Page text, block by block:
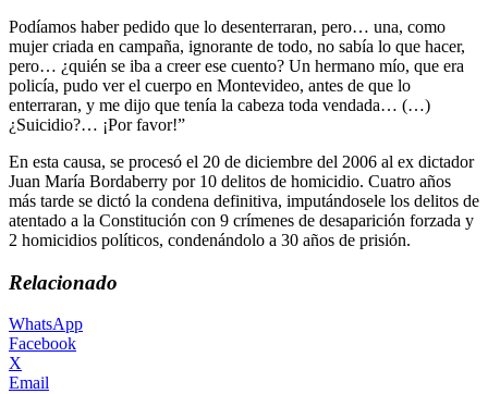
Podíamos haber pedido que lo desenterraran, pero… una, como
mujer criada en campaña, ignorante de todo, no sabía lo que hacer,
pero… ¿quién se iba a creer ese cuento? Un hermano mío, que era
policía, pudo ver el cuerpo en Montevideo, antes de que lo
enterraran, y me dijo que tenía la cabeza toda vendada… (…)
¿Suicidio?… ¡Por favor!”
En esta causa, se procesó el 20 de diciembre del 2006 al ex dictador
Juan María Bordaberry por 10 delitos de homicidio. Cuatro años
más tarde se dictó la condena definitiva, imputándosele los delitos de
atentado a la Constitución con 9 crímenes de desaparición forzada y
2 homicidios políticos, condenándolo a 30 años de prisión.
Relacionado
WhatsApp
Facebook
X
Email